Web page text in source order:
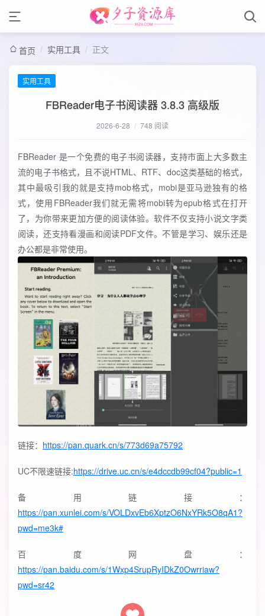
首页 / 实用工具 / 正文
实用工具
FBReader电子书阅读器 3.8.3 高级版
2026-6-28 / 748 阅读
FBReader 是一个免费的电子书阅读器，支持市面上大多数主
流的电子书格式，且不说HTML、RTF、doc这类基础的格式，
其中最吸引我的就是支持mob格式，mobi是亚马逊独有的格
式，使用FBReader我们就无需将mobi转为epub格式在打开
了，为你带来更加方便的阅读体验。软件不仅支持小说文字类
阅读，还支持看漫画和阅读PDF文件。不管是学习、娱乐还是
办公都是非常使用。
链接： https://pan.quark.cn/s/773d69a75792
UC不限速链接:https://drive.uc.cn/s/e4dccdb99cf04?public=1
备用链接：
https://pan.xunlei.com/s/VOLDxvEb6XptzO6NxYRk5O8qA1?
pwd=me3k#
百度网盘：
https://pan.baidu.com/s/1Wxp4SrupRyIDkZ0Owrriaw?
pwd=sr42